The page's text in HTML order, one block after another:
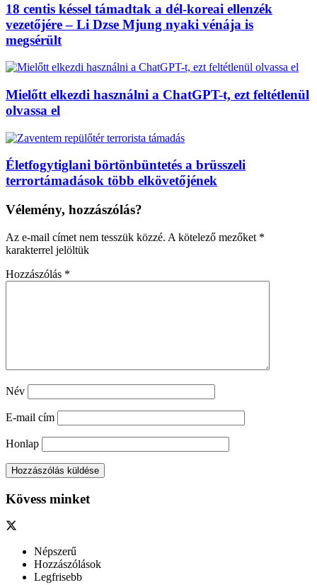
18 centis késsel támadtak a dél-koreai ellenzék
vezetőjére – Li Dzse Mjung nyaki vénája is
megsérült
Mielőtt elkezdi használni a ChatGPT-t, ezt feltétlenül
olvassa el
Életfogytiglani börtönbüntetés a brüsszeli
terrortámadások több elkövetőjének
Vélemény, hozzászólás?
Az e-mail címet nem tesszük közzé. A kötelező mezőket *
karakterrel jelöltük
Hozzászólás *
Név
E-mail cím
Honlap
Kövess minket
Népszerű
Hozzászólások
Legfrisebb